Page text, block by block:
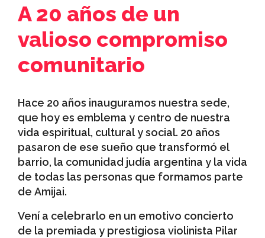
A 20 años de un
valioso compromiso
comunitario
Hace 20 años inauguramos nuestra sede,
que hoy es emblema y centro de nuestra
vida espiritual, cultural y social. 20 años
pasaron de ese sueño que transformó el
barrio, la comunidad judía argentina y la vida
de todas las personas que formamos parte
de Amijai.
Vení a celebrarlo en un emotivo concierto
de la premiada y prestigiosa violinista Pilar